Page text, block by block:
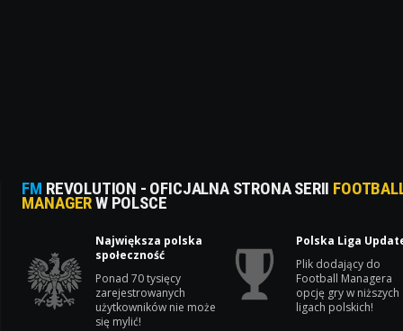
FM REVOLUTION - OFICJALNA STRONA SERII
MANAGERW POLSCE
Największa polska
społeczność
Ponad 70 tysięcy
zarejestrowanych
użytkowników nie może
się mylić!
Polska Liga
Plik dodający do
Football Managera
opcję gry w niższych
ligach polskich!